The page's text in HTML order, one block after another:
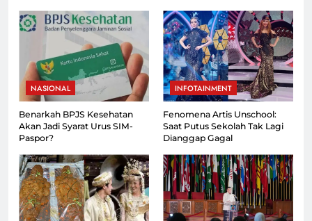
NASIONAL
Benarkah BPJS Kesehatan
Akan Jadi Syarat Urus SIM-
Paspor?
INFOTAINMENT
Fenomena Artis Unschool:
Saat Putus Sekolah Tak Lagi
Dianggap Gagal